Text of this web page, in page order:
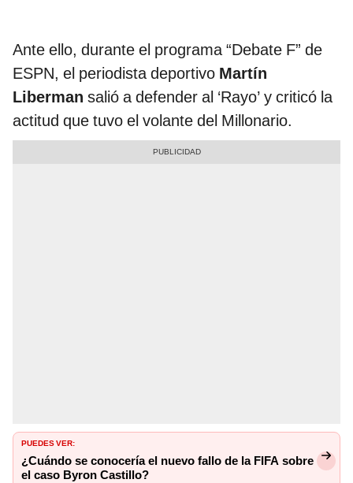
Ante ello, durante el programa “Debate F” de
ESPN, el periodista deportivo Martín
Liberman salió a defender al ‘Rayo’ y criticó la
actitud que tuvo el volante del Millonario.
PUEDES VER:
¿Cuándo se conocería el nuevo fallo de la FIFA sobre
el caso Byron Castillo?